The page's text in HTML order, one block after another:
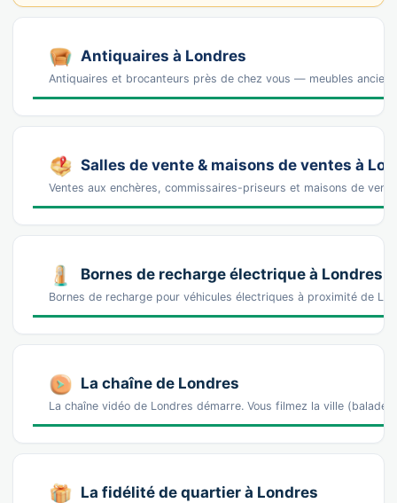
Antiquaires à Londres
Antiquaires et brocanteurs près de chez vous — meubles
Salles de vente & maisons de ventes à
Ventes aux enchères, commissaires-priseurs et maisons de
Bornes de recharge électrique à Londres
Bornes de recharge pour véhicules électriques à proximité de
La chaîne de Londres
La chaîne vidéo de Londres démarre. Vous filmez la ville
La fidélité de quartier à Londres